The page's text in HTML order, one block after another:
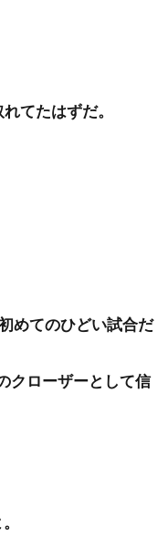
てたはずだ。
めてのひどい試合だ
クローザーとして信